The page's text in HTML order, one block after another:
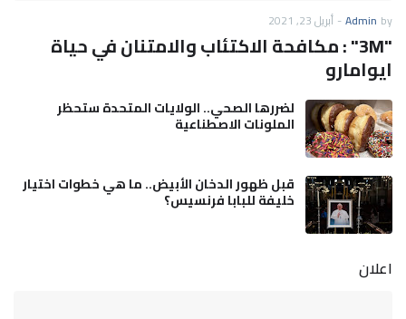
by
Admin
- أبريل 23, 2021
"3M" : مكافحة الاكتئاب والامتنان في حياة
ايوامارو
لضررها الصحي.. الولايات المتحدة ستحظر
الملونات الاصطناعية
قبل ظهور الدخان الأبيض.. ما هي خطوات اختيار
خليفة للبابا فرنسيس؟
اعلان